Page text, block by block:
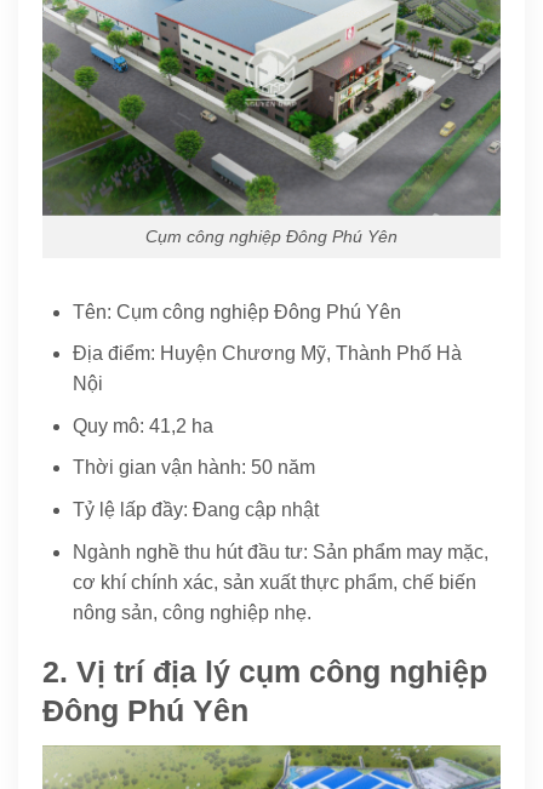
Cụm công nghiệp Đông Phú Yên
Tên: Cụm công nghiệp Đông Phú Yên
Địa điểm: Huyện Chương Mỹ, Thành Phố Hà
Nội
Quy mô: 41,2 ha
Thời gian vận hành: 50 năm
Tỷ lệ lấp đầy: Đang cập nhật
Ngành nghề thu hút đầu tư: Sản phẩm may mặc,
cơ khí chính xác, sản xuất thực phẩm, chế biến
nông sản, công nghiệp nhẹ.
2. Vị trí địa lý cụm công nghiệp
Đông Phú Yên